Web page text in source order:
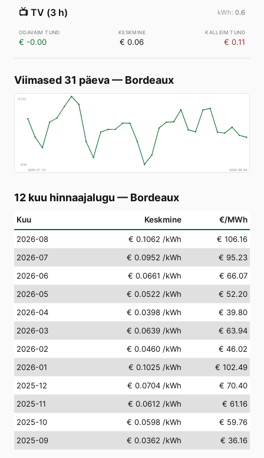
📺 TV (3 h) 0.6
€ -0.00 € 0.06 € 0.11
Viimased 31 päeva— Bordeaux
€153
€50
2026-07-10
2026-08-09
12 kuu hinnaajalugu — Bordeaux
Kuu Keskmine €/MWh
2026-08 € 0.1062 /kWh
€ 106.16
2026-07
€ 0.0952 /kWh
€ 95.23
2026-06
€ 0.0661 /kWh
€ 66.07
2026-05
€ 0.0522 /kWh
€ 52.20
2026-04
€ 0.0398 /kWh
€ 39.80
2026-03
€ 0.0639 /kWh
€ 63.94
2026-02
€ 0.0460 /kWh
€ 46.02
2026-01
€ 0.1025 /kWh
€ 102.49
2025-12
€ 0.0704 /kWh
€ 70.40
2025-11
€ 0.0612 /kWh
€ 61.16
2025-10
€ 0.0598 /kWh
€ 59.76
2025-09
€ 0.0362 /kWh € 36.16